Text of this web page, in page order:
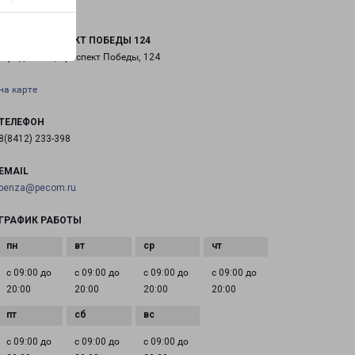
ПРОСПЕКТ ПОБЕДЫ 124
Пенза, проспект Победы, 124
карте
233-398
РАБОТЫ
с 09:00 до
20:00
с 09:00 до
20:00
с 09:00 до
20:00
с 09:00 до
20:00
с 09:00 до
с 09:00 до
с 09:00 до